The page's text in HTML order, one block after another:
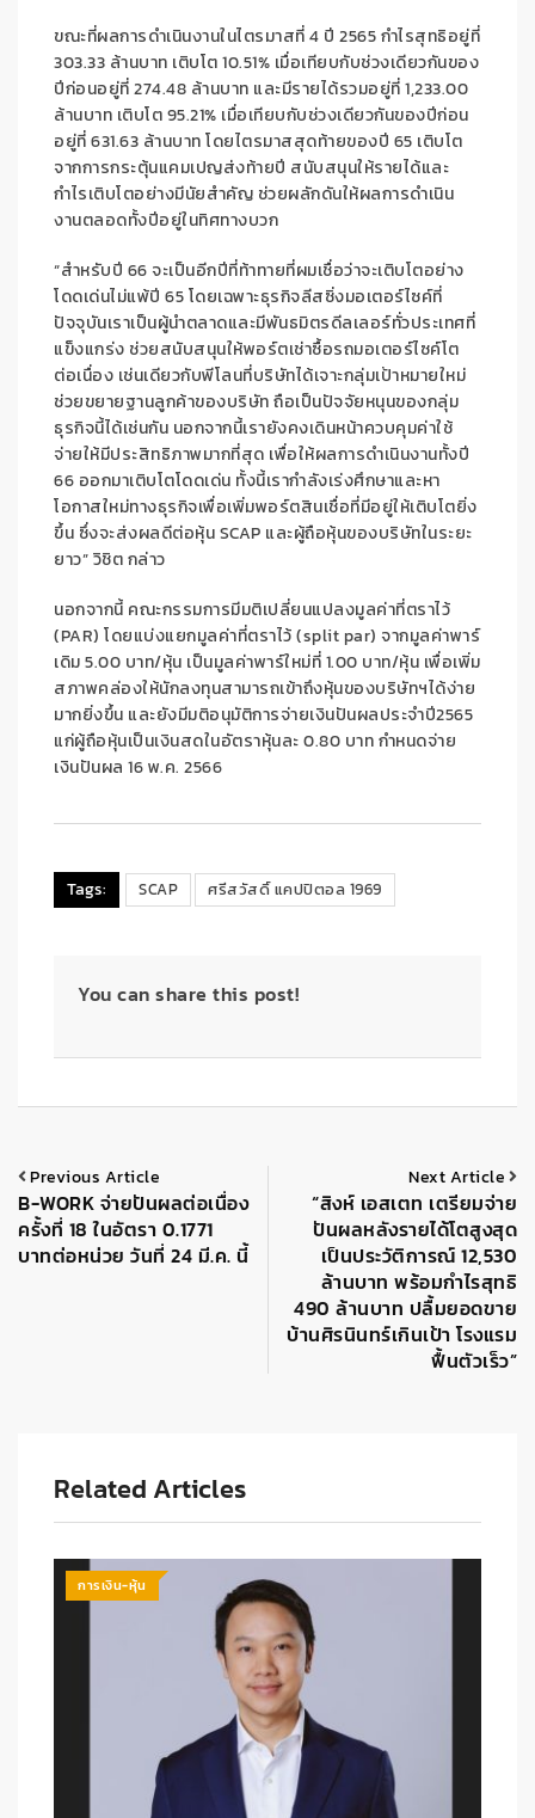
ขณะที่ผลการดำเนินงานในไตรมาสที่ 4 ปี 2565 กำไรสุทธิอยู่ที่
303.33 ล้านบาท เติบโต 10.51% เมื่อเทียบกับช่วงเดียวกันของ
ปีก่อนอยู่ที่ 274.48 ล้านบาท และมีรายได้รวมอยู่ที่ 1,233.00
ล้านบาท เติบโต 95.21% เมื่อเทียบกับช่วงเดียวกันของปีก่อน
อยู่ที่ 631.63 ล้านบาท โดยไตรมาสสุดท้ายของปี 65 เติบโต
จากการกระตุ้นแคมเปญส่งท้ายปี สนับสนุนให้รายได้และ
กำไรเติบโตอย่างมีนัยสำคัญ ช่วยผลักดันให้ผลการดำเนิน
งานตลอดทั้งปีอยู่ในทิศทางบวก
“สำหรับปี 66 จะเป็นอีกปีที่ท้าทายที่ผมเชื่อว่าจะเติบโตอย่าง
โดดเด่นไม่แพ้ปี 65 โดยเฉพาะธุรกิจลีสซิ่งมอเตอร์ไซค์ที่
ปัจจุบันเราเป็นผู้นำตลาดและมีพันธมิตรดีลเลอร์ทั่วประเทศที่
แข็งแกร่ง ช่วยสนับสนุนให้พอร์ตเช่าซื้อรถมอเตอร์ไซค์โต
ต่อเนื่อง เช่นเดียวกับพีโลนที่บริษัทได้เจาะกลุ่มเป้าหมายใหม่
ช่วยขยายฐานลูกค้าของบริษัท ถือเป็นปัจจัยหนุนของกลุ่ม
ธุรกิจนี้ได้เช่นกัน นอกจากนี้เรายังคงเดินหน้าควบคุมค่าใช้
จ่ายให้มีประสิทธิภาพมากที่สุด เพื่อให้ผลการดำเนินงานทั้งปี
66 ออกมาเติบโตโดดเด่น ทั้งนี้เรากำลังเร่งศึกษาและหา
โอกาสใหม่ทางธุรกิจเพื่อเพิ่มพอร์ตสินเชื่อที่มีอยู่ให้เติบโตยิ่ง
ขึ้น ซึ่งจะส่งผลดีต่อหุ้น SCAP และผู้ถือหุ้นของบริษัทในระยะ
ยาว” วิชิต กล่าว
นอกจากนี้ คณะกรรมการมีมติเปลี่ยนแปลงมูลค่าที่ตราไว้
(PAR) โดยแบ่งแยกมูลค่าที่ตราไว้ (split par) จากมูลค่าพาร์
เดิม 5.00 บาท/หุ้น เป็นมูลค่าพาร์ใหม่ที่ 1.00 บาท/หุ้น เพื่อเพิ่ม
สภาพคล่องให้นักลงทุนสามารถเข้าถึงหุ้นของบริษัทฯได้ง่าย
มากยิ่งขึ้น และยังมีมติอนุมัติการจ่ายเงินปันผลประจำปี2565
แก่ผู้ถือหุ้นเป็นเงินสดในอัตราหุ้นละ 0.80 บาท กำหนดจ่าย
เงินปันผล 16 พ.ค. 2566
Tags: SCAP ศรีสวัสดิ์ แคปปิตอล 1969
You can share this post!
Previous Article
B-WORK จ่ายปันผลต่อเนื่อง
ครั้งที่ 18 ในอัตรา 0.1771
บาทต่อหน่วย วันที่ 24 มี.ค. นี้
Next Article
“สิงห์ เอสเตท เตรียมจ่าย
ปันผลหลังรายได้โตสูงสุด
เป็นประวัติการณ์ 12,530
ล้านบาท พร้อมกำไรสุทธิ
490 ล้านบาท ปลื้มยอดขาย
บ้านศิรนินทร์เกินเป้า โรงแรม
ฟื้นตัวเร็ว”
Related Articles
การเงิน-หุ้น